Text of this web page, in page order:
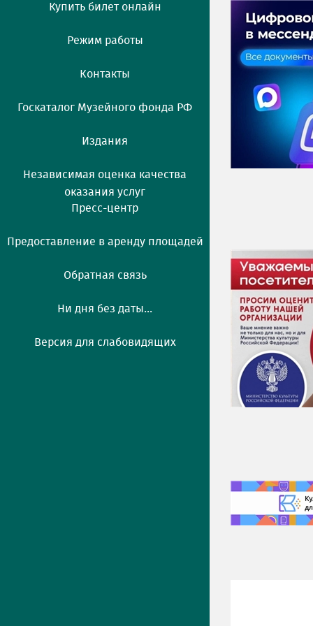
Купить билет онлайн
Режим работы
Контакты
Госкаталог Музейного фонда РФ
Издания
Независимая оценка качества
оказания услуг
Пресс-центр
Предоставление в аренду площадей
Обратная связь
Ни дня без даты...
Версия для слабовидящих